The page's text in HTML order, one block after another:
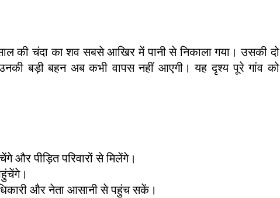
की चंदा का शव सबसे आखिर में पानी से निकाला गया। उसकी दो
बड़ी बहन अब कभी वापस नहीं आएगी। यह दृश्य पूरे गांव को
और पीड़ित परिवारों से मिलेंगे।
और नेता आसानी से पहुंच सकें।